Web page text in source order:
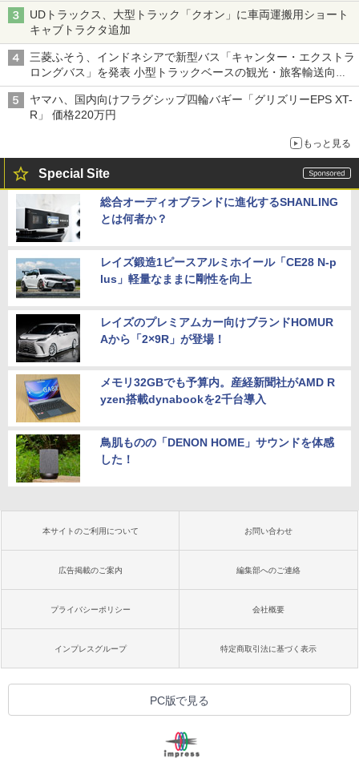
UDトラックス、大型トラック「クオン」に車両運搬用ショート
キャブトラクタ追加
三菱ふそう、インドネシアで新型バス「キャンター・エクストラ
ロングバス」を発表 小型トラックベースの観光・旅客輸送向け
バス
ヤマハ、国内向けフラグシップ四輪バギー「グリズリーEPS XT-
R」 価格220万円
もっと見る
Special Site
総合オーディオブランドに進化するSHANLING
とは何者か？
レイズ鍛造1ピースアルミホイール「CE28 N-p
lus」軽量なままに剛性を向上
レイズのプレミアムカー向けブランドHOMUR
Aから「2×9R」が登場！
メモリ32GBでも予算内。産経新聞社がAMD R
yzen搭載dynabookを2千台導入
鳥肌ものの「DENON HOME」サウンドを体感
した！
本サイトのご利用について お問い合わせ
広告掲載のご案内 編集部へのご連絡
プライバシーポリシー 会社概要
インプレスグループ 特定商取引法に基づく表示
PC版で見る